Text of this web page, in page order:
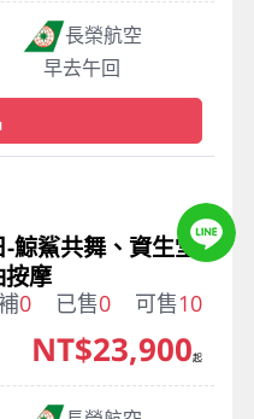
長榮航空
早去午回
-鯨鯊共舞、資生堂
按摩
0 已售0 可售10
NT$23,900起